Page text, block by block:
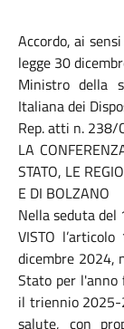
Accordo, ai
legge 30
Ministro della
Italiana dei
Rep. atti n. 238/
LA
STATO, LE
E DI BOLZANO
Nella seduta del
VISTO
dicembre 2024,
Stato per
il triennio 2025-
salute, con